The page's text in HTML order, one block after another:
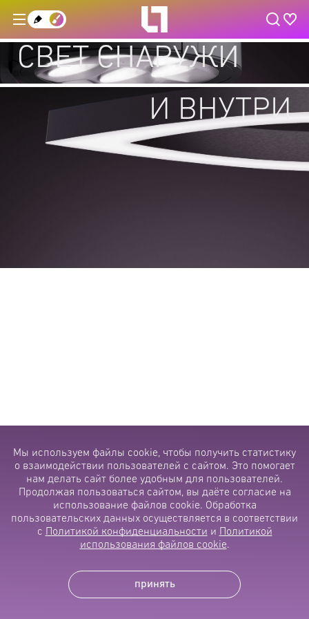
СВЕТ СНАРУЖИ
И ВНУТРИ
Мы используем файлы cookie, чтобы получить статистику
о взаимодействии пользователей с сайтом. Это помогает
нам делать сайт более удобным для пользователей.
Продолжая пользоваться сайтом, вы даёте согласие на
использование файлов cookie. Обработка
пользовательских данных осуществляется в соответствии
с Политикой конфиденциальности и Политикой
использования файлов cookie.
принять